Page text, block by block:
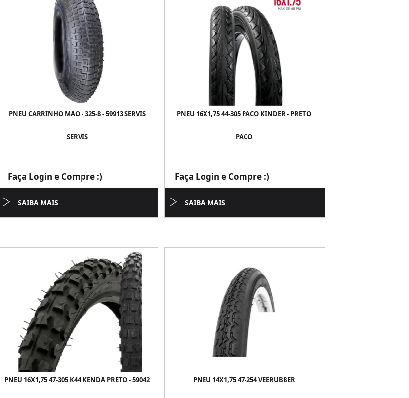
PNEU CARRINHO MAO - 325-8 - 59913 SERVIS
SERVIS
Faça Login e Compre :)
SAIBA MAIS
PNEU 16X1,75 44-305 PACO KINDER - PRETO
PACO
Faça Login e Compre :)
SAIBA MAIS
PNEU 16X1,75 47-305 K44 KENDA PRETO - 59042 PNEU 14X1,75 47-254 VEERUBBER